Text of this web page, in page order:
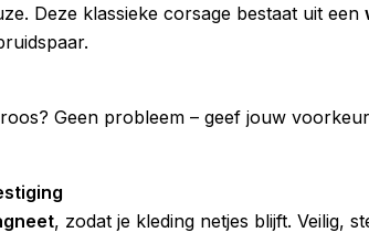
Deze klassieke corsage bestaat uit een
Geen probleem – geef jouw
, zodat je kleding netjes blijft. Veilig,